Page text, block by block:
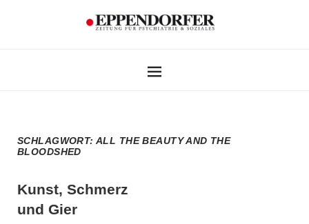
SCHLAGWORT:ALL THE BEAUTY AND THE
BLOODSHED
Kunst, Schmerz
und Gier